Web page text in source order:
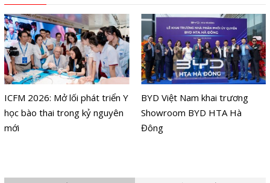
ICFM 2026: Mở lối phát triển Y
học bào thai trong kỷ nguyên
mới
BYD Việt Nam khai trương
Showroom BYD HTA Hà
Đông